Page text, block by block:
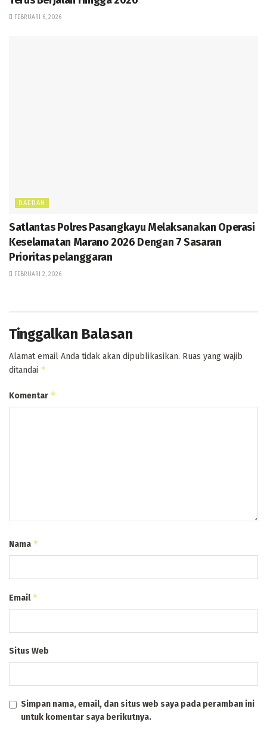
FEBRUARI 6, 2026
DAERAH
Satlantas Polres Pasangkayu Melaksanakan Operasi
Keselamatan Marano 2026 Dengan 7 Sasaran
Prioritas pelanggaran
FEBRUARI 2, 2026
Tinggalkan Balasan
Alamat email Anda tidak akan dipublikasikan. Ruas yang wajib
ditandai *
Komentar *
Nama *
Email*
Situs Web
Simpan nama, email, dan situs web saya pada peramban ini
untuk komentar saya berikutnya.